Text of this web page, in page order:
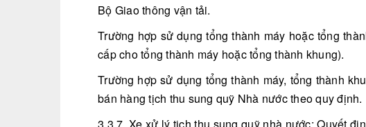
Bộ Giao thông vận tải.
Trường hợp sử dụng tổng thành máy hoặc tổng
cấp cho tổng thành máy hoặc tổng thành khung).
Trường hợp sử dụng tổng thành máy, tổng thành
bán hàng tịch thu sung quỹ Nhà nước theo quy định.
3.3.7. Xe xử lý tịch thu sung quỹ nhà nước: Quyết